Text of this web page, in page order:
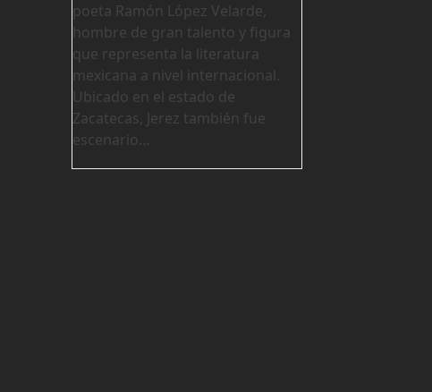
poeta Ramón López Velarde,
hombre de gran talento y figura
que representa la literatura
mexicana a nivel internacional.
Ubicado en el estado de
Zacatecas, Jerez también fue
escenario…